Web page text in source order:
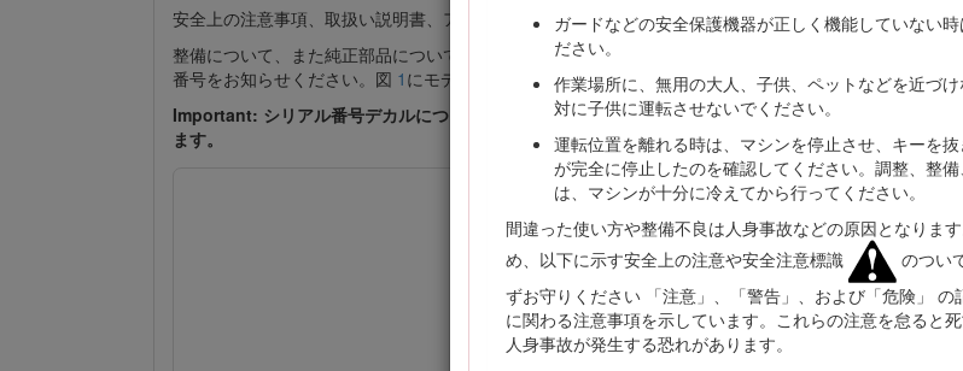
ガードなどの安全保護機器が正しく機能していない時
ださい。
作業場所に、無用の大人、子供、ペットなどを近づ
対に子供に運転させないでください。
運転位置を離れる時は、マシンを停止させ、キーを
が完全に停止したのを確認してください。調整、整
は、マシンが十分に冷えてから行ってください。
間違った使い方や整備不良は人身事故などの原因となりま
め、以下に示す安全上の注意や安全注意標識
のつい
ずお守りください 「注意」、「警告」、および「危険」 の
に関わる注意事項を示しています。これらの注意を怠ると
人身事故が発生する恐れがあります。
安全上の注意事項、取扱い説明書、アクセサリについての資料、代理店の検索、製品のご登録などにつ
整備について、また純正部品についてなど、分からないことはお気軽に弊社正規代理店におたずねく
番号をお知らせください。図 1 にモデル番号とシリアル番号を刻印した銘板の取り付け位置を示します
Important: シリアル番号デカルについている QR コード（無い場合もあります）をモバイル機器でス
ます。